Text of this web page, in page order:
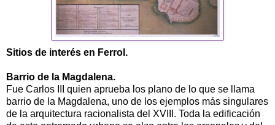
Sitios de interés en Ferrol.
Barrio de la Magdalena.
Fue Carlos III quien aprueba los plano de lo que se llama
barrio de la Magdalena, uno de los ejemplos más singulares
de la arquitectura racionalista del XVIII. Toda la edificación